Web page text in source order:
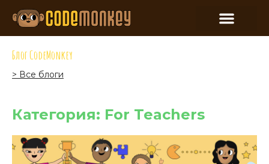
Блог CodeMonkey
> Все блоги
Категория: For Teachers